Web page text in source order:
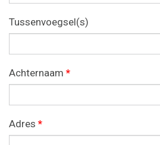
Tussenvoegsel(s)
Achternaam *
Adres *